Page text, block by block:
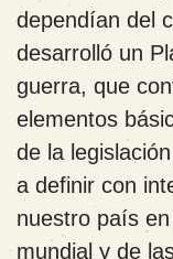
dependían del
desarrolló un
guerra, que
elementos
de la
a definir con
nuestro país
mundial y de